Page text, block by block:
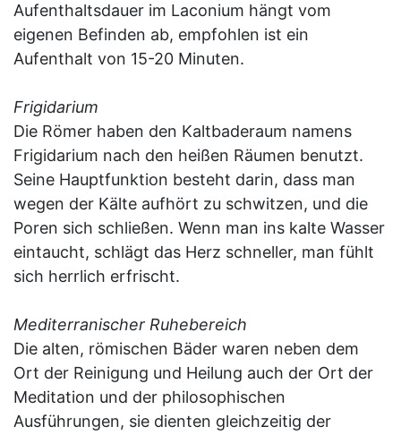
Aufenthaltsdauer im Laconium hängt vom
eigenen Befinden ab, empfohlen ist ein
Aufenthalt von 15-20 Minuten.
Frigidarium
Die Römer haben den Kaltbaderaum namens
Frigidarium nach den heißen Räumen benutzt.
Seine Hauptfunktion besteht darin, dass man
wegen der Kälte aufhört zu schwitzen, und die
Poren sich schließen. Wenn man ins kalte Wasser
eintaucht, schlägt das Herz schneller, man fühlt
sich herrlich erfrischt.
Mediterranischer Ruhebereich
Die alten, römischen Bäder waren neben dem
Ort der Reinigung und Heilung auch der Ort der
Meditation und der philosophischen
Ausführungen, sie dienten gleichzeitig der